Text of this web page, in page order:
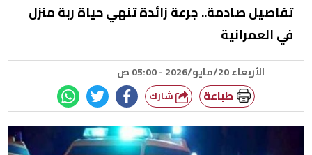
تفاصيل صادمة.. جرعة زائدة تنهي حياة ربة منزل
في العمرانية
الأربعاء 20/مايو/2026 - 05:00 ص
طباعة